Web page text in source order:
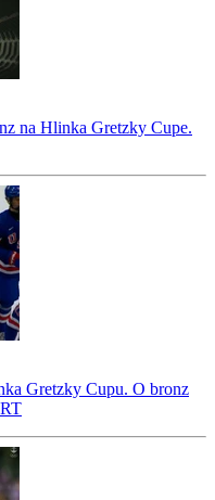
na Hlinka Gretzky Cupe.
Gretzky Cupu. O bronz